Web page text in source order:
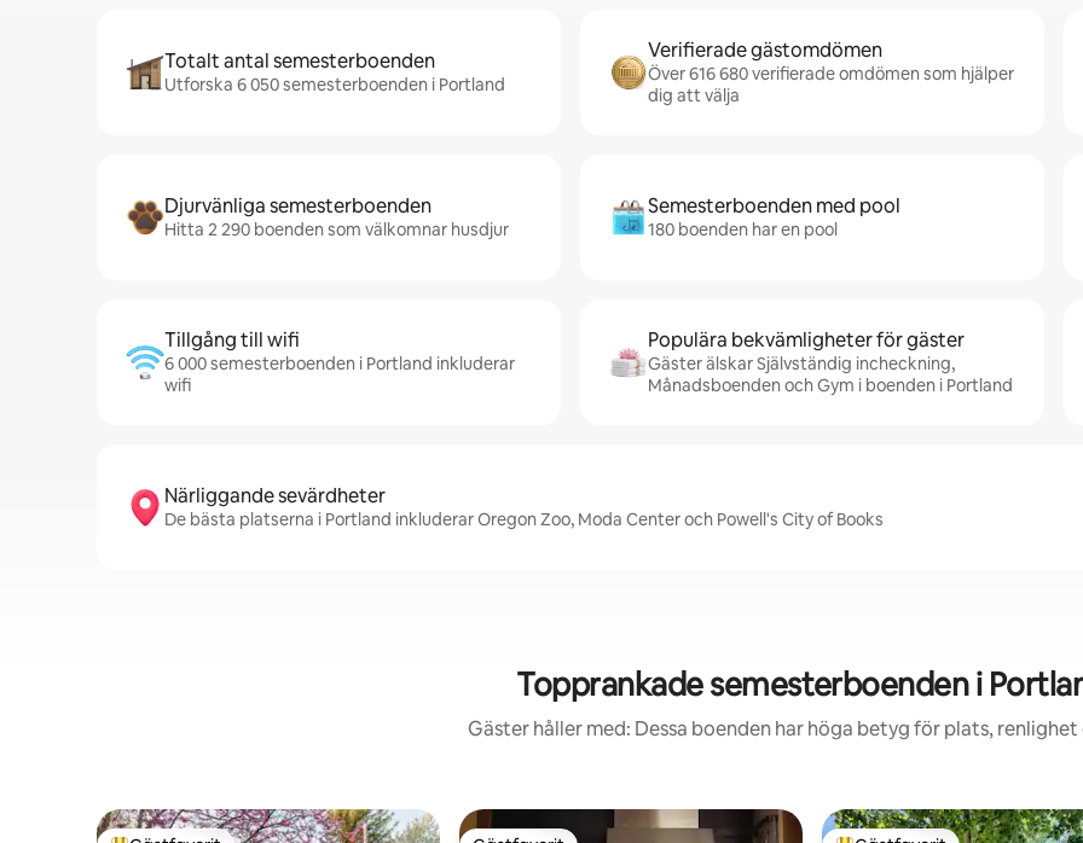
Totalt antal semesterboenden
Utforska 6 050 semesterboenden i Portland
Verifierade gästomdömen
Över 616 680 verifierade omdömen som hjälper
dig att välja
Djurvänliga semesterboenden
Hitta 2 290 boenden som välkomnar husdjur
Semesterboenden med pool
180 boenden har en pool
Tillgång till wifi
6 000 semesterboenden i Portland inkluderar
wifi
Populära bekvämligheter för gäster
Gäster älskar Självständig incheckning,
Månadsboenden och Gym i boenden i Portland
Närliggande sevärdheter
De bästa platserna i Portland inkluderar Oregon Zoo, Moda Center och Powell's City of Books
Topprankade semesterboenden i
Gäster håller med: Dessa boenden har höga betyg för plats, renlighet